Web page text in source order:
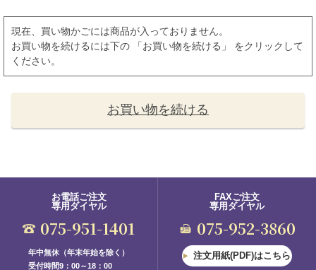
現在、買い物かごには商品が入っておりません。
お買い物を続けるには下の 「お買い物を続ける」 をクリックして
ください。
お買い物を続ける
お電話ご注文
専用ダイヤル
075-951-1401
年中無休（年末年始を除く）
受付時間9：00～18：00
FAXご注文
専用ダイヤル
075-952-3860
注文用紙(PDF)はこちら